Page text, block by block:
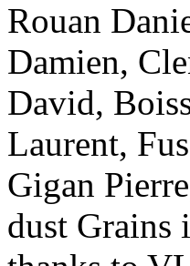
Rouan
Damien,
David,
Laurent,
Gigan Pierre
dust Grains